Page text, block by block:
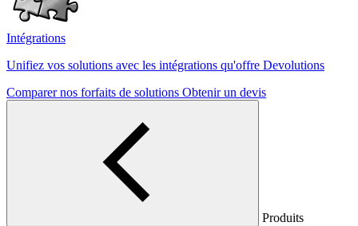
Intégrations
Unifiez vos solutions avec les intégrations qu'offre Devolutions
Comparer nos forfaits de solutions Obtenir un devis
Produits